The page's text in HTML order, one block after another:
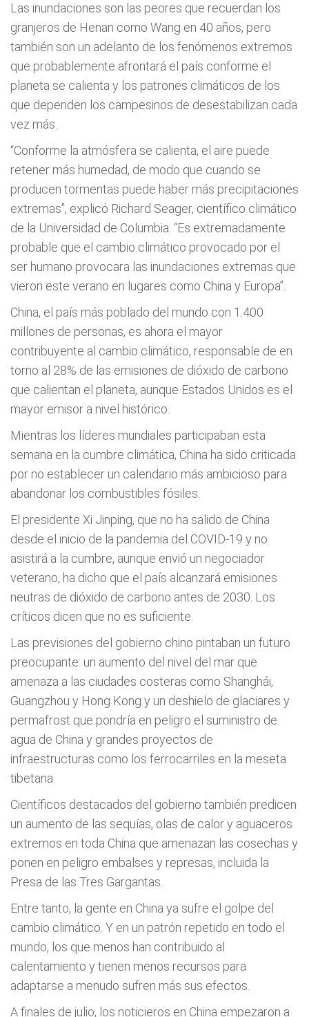
Las inundaciones son las peores que recuerdan los
granjeros de Henan como Wang en 40 años, pero
también son un adelanto de los fenómenos extremos
que probablemente afrontará el país conforme el
planeta se calienta y los patrones climáticos de los
que dependen los campesinos de desestabilizan cada
vez más.
“Conforme la atmósfera se calienta, el aire puede
retener más humedad, de modo que cuando se
producen tormentas puede haber más precipitaciones
extremas”, explicó Richard Seager, científico climático
de la Universidad de Columbia. “Es extremadamente
probable que el cambio climático provocado por el
ser humano provocara las inundaciones extremas que
vieron este verano en lugares como China y Europa”.
China, el país más poblado del mundo con 1.400
millones de personas, es ahora el mayor
contribuyente al cambio climático, responsable de en
torno al 28% de las emisiones de dióxido de carbono
que calientan el planeta, aunque Estados Unidos es el
mayor emisor a nivel histórico.
Mientras los líderes mundiales participaban esta
semana en la cumbre climática, China ha sido criticada
por no establecer un calendario más ambicioso para
abandonar los combustibles fósiles.
El presidente Xi Jinping, que no ha salido de China
desde el inicio de la pandemia del COVID-19 y no
asistirá a la cumbre, aunque envió un negociador
veterano, ha dicho que el país alcanzará emisiones
neutras de dióxido de carbono antes de 2030. Los
críticos dicen que no es suficiente.
Las previsiones del gobierno chino pintaban un futuro
preocupante: un aumento del nivel del mar que
amenaza a las ciudades costeras como Shanghái,
Guangzhou y Hong Kong y un deshielo de glaciares y
permafrost que pondría en peligro el suministro de
agua de China y grandes proyectos de
infraestructuras como los ferrocarriles en la meseta
tibetana.
Científicos destacados del gobierno también predicen
un aumento de las sequías, olas de calor y aguaceros
extremos en toda China que amenazan las cosechas y
ponen en peligro embalses y represas, incluida la
Presa de las Tres Gargantas.
Entre tanto, la gente en China ya sufre el golpe del
cambio climático. Y en un patrón repetido en todo el
mundo, los que menos han contribuido al
calentamiento y tienen menos recursos para
adaptarse a menudo sufren más sus efectos.
A finales de julio, los noticieros en China empezaron a